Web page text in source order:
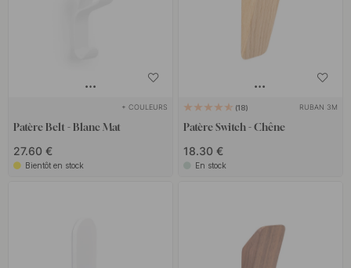
+ COULEURS
Patère Belt - Blanc Mat
27.60 €
Bientôt en stock
18 RUBAN 3M
Patère Switch - Chêne
18.30 €
En stock